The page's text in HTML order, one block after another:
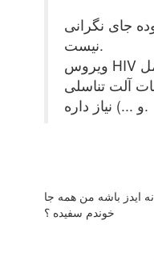
جای نگرانی
نیست.
ویروس HIV فی البداهه بوجود نمیاد به عامل
آلت تناسلی
و ...) نیاز داره.
ايدز باشه من همه جا
خوندم سفيده ؟